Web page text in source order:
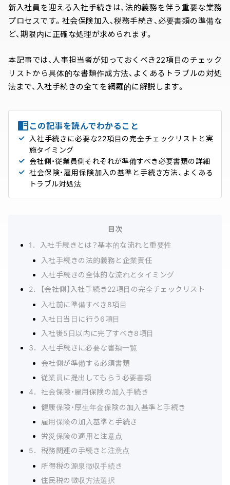
新入社員を迎える入社手続きは、法的義務を伴う重要な業務
プロセスです。社会保険加入、税務手続き、必要書類の準備な
ど、期限内に正確な処理が求められます。
本記事では、人事担当者が知っておくべき22項目のチェック
リストから具体的な書類作成方法、よくあるトラブルの対処
法まで、入社手続きの全てを網羅的に解説します。
この記事を読んでわかること
入社手続きに必要な22項目の完全チェックリストと実
施タイミング
会社側・従業員側それぞれが準備すべき必要書類の詳細
社会保険・雇用保険加入の基準と手続き方法、よくある
トラブル対処法
目次
1．入社手続きとは？基本的な流れと重要性
入社手続きの法的義務と企業責任
入社手続きの全体的な流れとタイミング
2．【会社側】入社手続き22項目の完全チェックリスト
入社前に準備すべき8項目
入社日当日に行う6項目
入社後5日以内に完了すべき8項目
3．入社手続きに必要な書類一覧
会社側が準備する必須書類
従業員に提出してもらう必要書類
4．社会保険・雇用保険の加入手続き
健康保険・厚生年金保険の加入基準と手続き
雇用保険の加入基準と手続き
労災保険の適用と注意点
5．税務関連の手続きと注意点
所得税の源泉徴収手続き
住民税の徴収方法選択